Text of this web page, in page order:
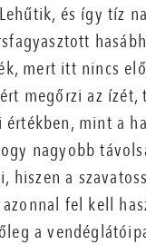
és így tíz
mert itt nincs
megőrzi az
mint a
nagyobb
hiszen a
fel kell
a